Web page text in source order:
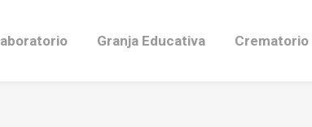
Granja Educativa Crematorio